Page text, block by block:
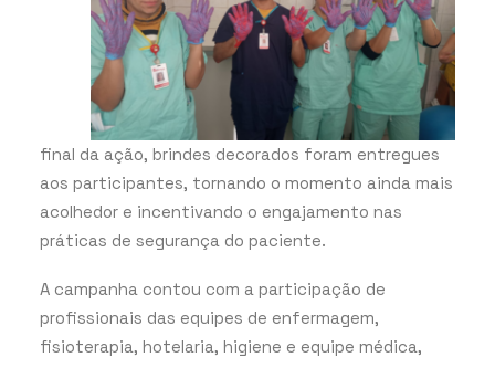
final da ação, brindes decorados foram entregues
aos participantes, tornando o momento ainda mais
acolhedor e incentivando o engajamento nas
práticas de segurança do paciente.
A campanha contou com a participação de
profissionais das equipes de enfermagem,
fisioterapia, hotelaria, higiene e equipe médica,